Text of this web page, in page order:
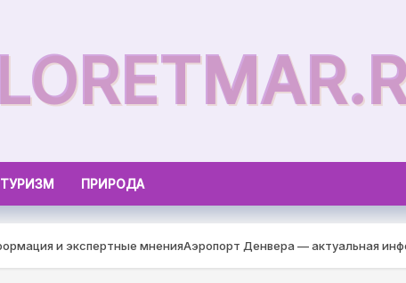
ТУРИЗМ ПРИРОДА
и экспертные мненияАэропорт Денвера — актуальная